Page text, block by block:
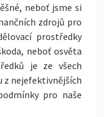
neboť jsme si
zdrojů pro
prostředky
neboť osvěta
je ze všech
z nejefektivnějších
pro naše